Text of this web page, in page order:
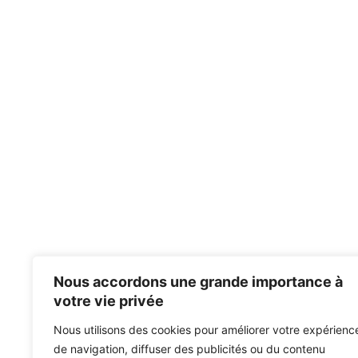
Nous accordons une grande importance à
votre vie privée
Nous utilisons des cookies pour améliorer votre
de navigation, diffuser des publicités ou du contenu